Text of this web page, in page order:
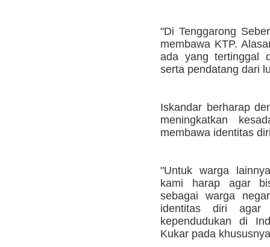
"Di Tenggarong
membawa KTP.
ada yang tertinggal
serta pendatang dari
Iskandar berharap
meningkatkan
membawa identitas
"Untuk warga
kami harap agar
sebagai warga
identitas diri agar
kependudukan di
Kukar pada